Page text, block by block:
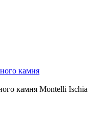
камня
камня Montelli Ischia